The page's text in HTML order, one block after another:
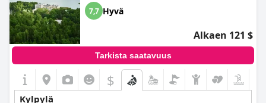
7,7 Hyvä
Alkaen 121 $
Tarkista saatavuus
$
Kylpylä